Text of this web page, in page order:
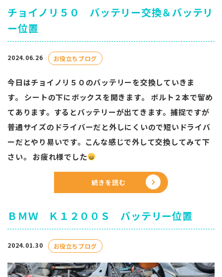
チョイノリ５０ バッテリー交換＆バッテリ
ー位置
2024.06.26 お役立ちブログ
今日はチョイノリ５０のバッテリーを交換していきま
す。 シートの下にボックスを開きます。 ボルト２本で留め
てあります。するとバッテリーが出てきます。捕捉ですが
普通サイズのドライバーだと外しにくいので短いドライバ
ーだとやり易いです。こんな感じで外して交換してみて下
さい。 お疲れ様でした
続きを読む
ＢＭＷ Ｋ１２００Ｓ バッテリー位置
2024.01.30 お役立ちブログ